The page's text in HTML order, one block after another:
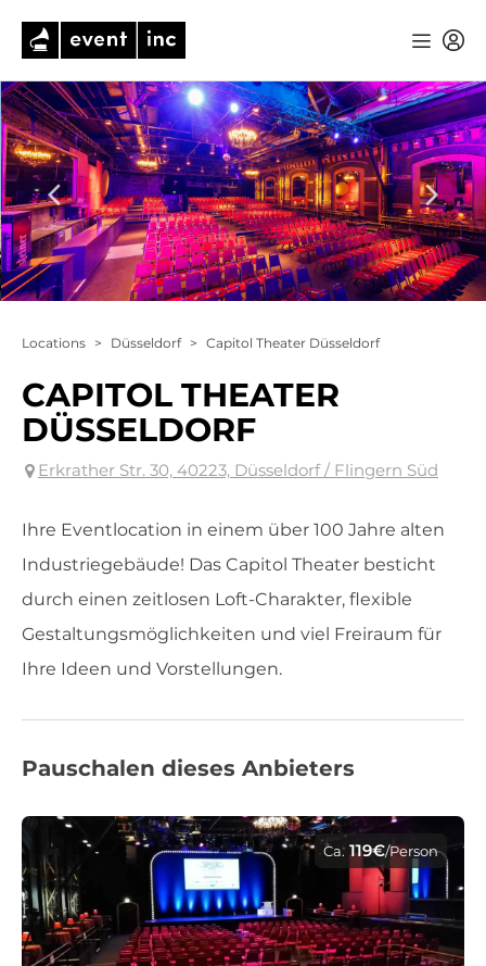
Locations > Düsseldorf > Capitol Theater Düsseldorf
CAPITOL THEATER
DÜSSELDORF
Erkrather Str. 30, 40223, Düsseldorf / Flingern Süd
Ihre Eventlocation in einem über 100 Jahre alten
Industriegebäude! Das Capitol Theater besticht
durch einen zeitlosen Loft-Charakter, flexible
Gestaltungsmöglichkeiten und viel Freiraum für
Ihre Ideen und Vorstellungen.
Pauschalen dieses Anbieters
Ca. 119€/Person